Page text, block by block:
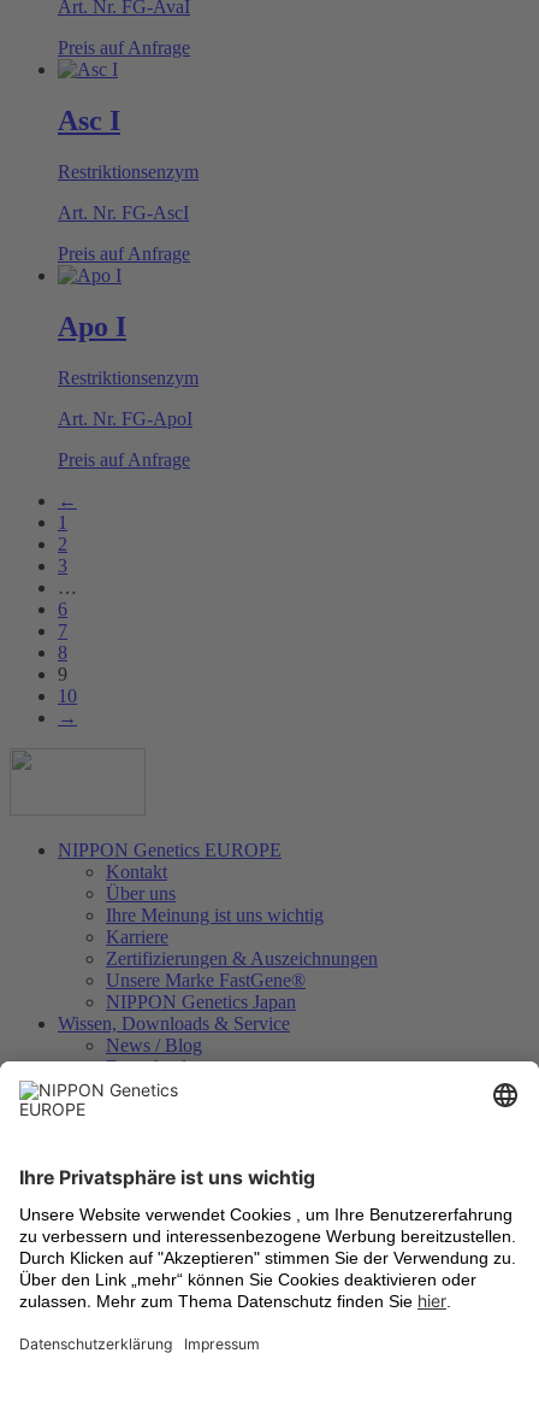
Art. Nr. FG-AvaI
Preis auf Anfrage
Asc I
Restriktionsenzym
Art. Nr. FG-AscI
Preis auf Anfrage
Apo I
Restriktionsenzym
Art. Nr. FG-ApoI
Preis auf Anfrage
←
1
2
3
…
6
7
8
9
10
→
NIPPON Genetics EUROPE
Kontakt
Über uns
Ihre Meinung ist uns wichtig
Karriere
Zertifizierungen & Auszeichnungen
Unsere Marke FastGene®
NIPPON Genetics Japan
Wissen, Downloads & Service
News / Blog
Downloads
Videos
Internationale Händler
Allgemeine Geschäftsbedingungen
Versandkosten
Rücknahme von Altgeräten
Datenschutzbestimmungen
Cookie Einstellungen
Warenzeichen